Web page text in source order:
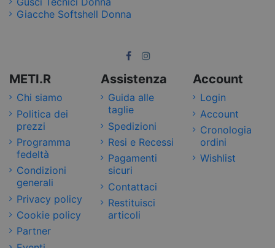
Giacche Softshell Donna
METI.R
Chi siamo
Politica dei
prezzi
Programma
fedeltà
Condizioni
generali
Privacy policy
Cookie policy
Partner
Assistenza
Guida alle
taglie
Spedizioni
Resi e Recessi
Pagamenti
sicuri
Contattaci
Restituisci
articoli
Account
Login
Account
Cronologia
ordini
Wishlist